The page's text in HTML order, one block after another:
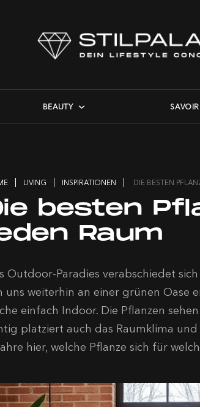
BEAUTY
LIVING INSPIRATIONEN DIE BESTEN
besten
Raum
Outdoor-Paradies verabschiedet
uns weiterhin an einer grünen Oase
einfach Indoor. Die Pflanzen
platziert auch das Raumklima
hier, welche Pflanze sich für